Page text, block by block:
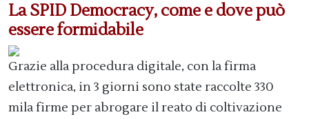
La SPID Democracy, come e dove può
essere formidabile
Grazie alla procedura digitale, con la firma
elettronica, in 3 giorni sono state raccolte 330
mila firme per abrogare il reato di coltivazione